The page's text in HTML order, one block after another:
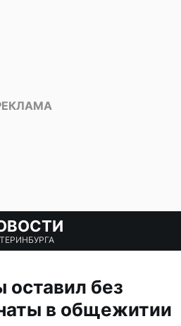
без
в общежитии